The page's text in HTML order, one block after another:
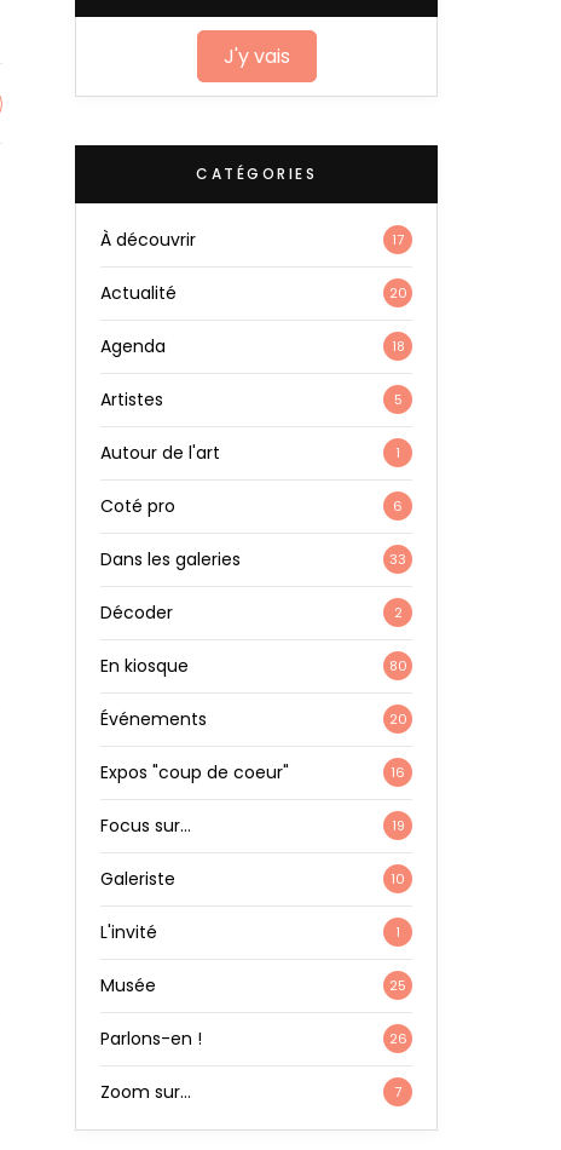
J'y vais
CATÉGORIES
À découvrir 17
Actualité 20
Agenda 18
Artistes 5
Autour de l'art 1
Coté pro 6
Dans les galeries 33
Décoder 2
En kiosque 80
Événements 20
Expos "coup de coeur" 16
Focus sur… 19
Galeriste 10
L'invité 1
Musée 25
Parlons-en ! 26
Zoom sur… 7